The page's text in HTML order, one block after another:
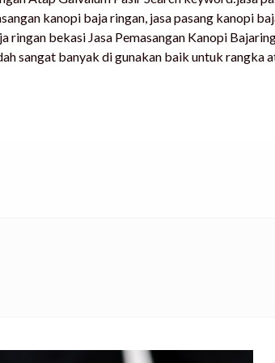
kanopi baja ringan, jasa pasang kanopi
ringan bekasi Jasa Pemasangan Kanopi
sangat banyak di gunakan baik untuk rangka